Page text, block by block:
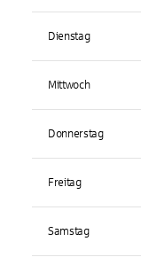
Dienstag
Mittwoch
Donnerstag
Freitag
Samstag